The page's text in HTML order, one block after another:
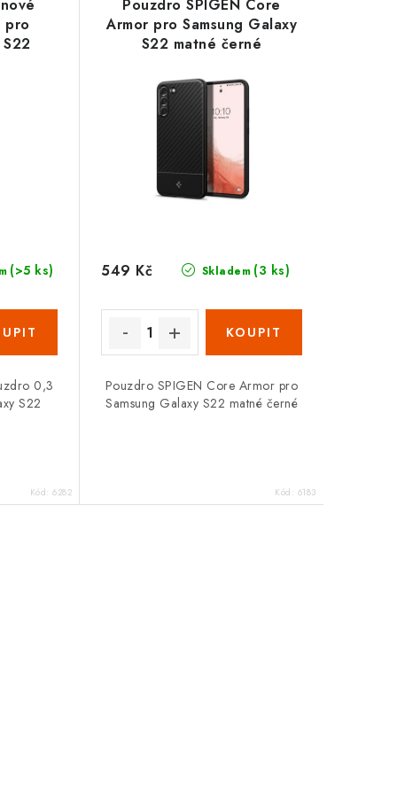
pro
(>5 ks)
0,3
S22
Kód:6282
Pouzdro SPIGEN Core
Armor pro Samsung Galaxy
S22 matné černé
Skladem (3 ks)
549 Kč
Pouzdro SPIGEN Core Armor pro
Samsung Galaxy S22 matné černé
Kód: 6183